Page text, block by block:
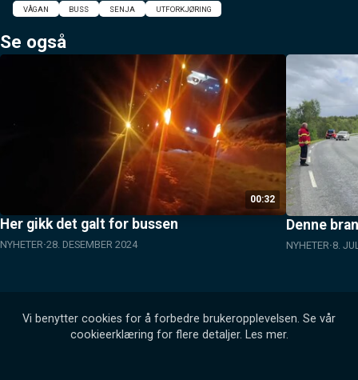
VÅGAN BUSS SENJA UTFORKJØRING
Se også
00:32
Her gikk det galt for bussen
NYHETER 28. DESEMBER 2024
Denne
NYHETER 8.
Vi benytter cookies for å forbedre brukeropplevelsen. Se vår
cookieerklæring for flere detaljer. Les mer.